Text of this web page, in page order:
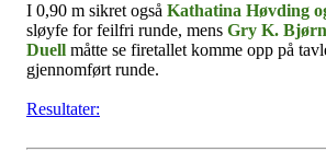
I 0,90 m sikret også Kathatina Høvding
sløyfe for feilfri runde, mens Gry K.
Duell måtte se firetallet komme opp på
gjennomført runde.
Resultater: